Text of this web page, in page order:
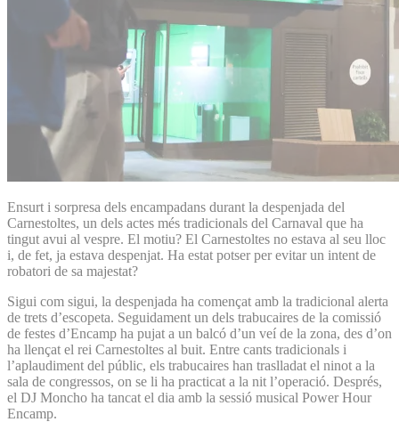
Ensurt i sorpresa dels encampadans durant la despenjada del
Carnestoltes, un dels actes més tradicionals del Carnaval que ha
tingut avui al vespre. El motiu? El Carnestoltes no estava al seu lloc
i, de fet, ja estava despenjat. Ha estat potser per evitar un intent de
robatori de sa majestat?
Sigui com sigui, la despenjada ha començat amb la tradicional alerta
de trets d’escopeta. Seguidament un dels trabucaires de la comissió
de festes d’Encamp ha pujat a un balcó d’un veí de la zona, des d’on
ha llençat el rei Carnestoltes al buit. Entre cants tradicionals i
l’aplaudiment del públic, els trabucaires han traslladat el ninot a la
sala de congressos, on se li ha practicat a la nit l’operació. Després,
el DJ Moncho ha tancat el dia amb la sessió musical Power Hour
Encamp.